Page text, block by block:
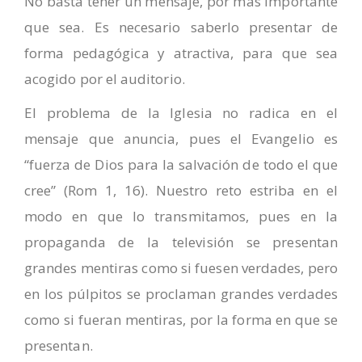
que sea. Es necesario saberlo presentar de
forma pedagógica y atractiva, para que sea
acogido por el auditorio.
El problema de la Iglesia no radica en el
mensaje que anuncia, pues el Evangelio es
“fuerza de Dios para la salvación de todo el que
cree” (Rom 1, 16). Nuestro reto estriba en el
modo en que lo transmitamos, pues en la
propaganda de la televisión se presentan
grandes mentiras como si fuesen verdades, pero
en los púlpitos se proclaman grandes verdades
como si fueran mentiras, por la forma en que se
presentan.